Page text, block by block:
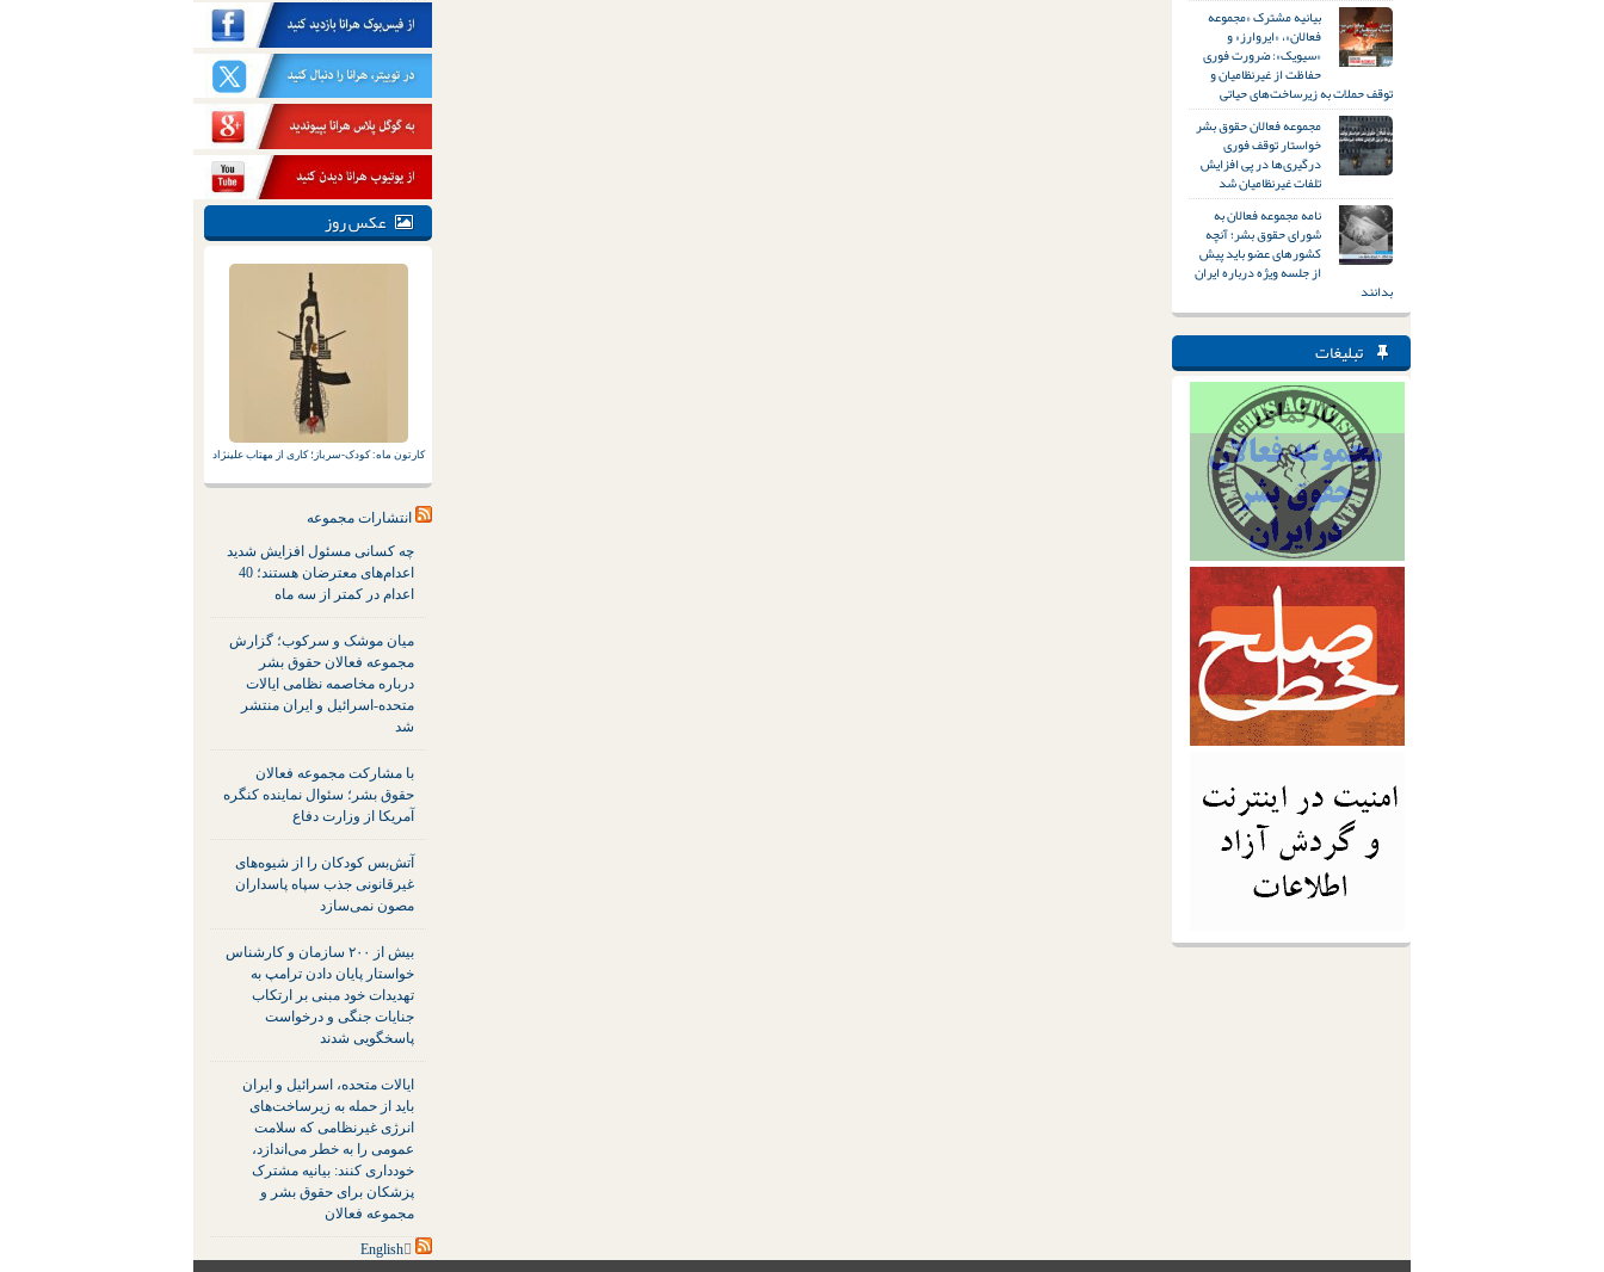
عکس روز
کارتون ماه: کودک-سرباز؛ کاری از مهتاب علینژاد
انتشارات مجموعه
چه کسانی مسئول افزایش شدید
اعدام‌های معترضان هستند؛ 40
اعدام در کمتر از سه ماه
میان موشک و سرکوب؛ گزارش
مجموعه فعالان حقوق بشر
درباره مخاصمه نظامی ایالات
متحده-اسرائیل و ایران منتشر
شد
با مشارکت مجموعه فعالان
حقوق بشر؛ سئوال نماینده کنگره
آمریکا از وزارت دفاع
آتش‌بس کودکان را از شیوه‌های
غیرقانونی جذب سپاه پاسداران
مصون نمی‌سازد
بیش از ۲۰۰ سازمان و کارشناس
خواستار پایان دادن ترامپ به
تهدیدات خود مبنی بر ارتکاب
جنایات جنگی و درخواست
پاسخگویی شدند
ایالات متحده، اسرائیل و ایران
باید از حمله به زیرساخت‌های
انرژی غیرنظامی که سلامت
عمومی را به خطر می‌اندازد،
خودداری کنند: بیانیه مشترک
پزشکان برای حقوق بشر و
مجموعه فعالان
بیانیه مشترک «مجموعه
فعالان»، «ایروارز» و
«سیویک»: ضرورت فوری
حفاظت از غیرنظامیان و
توقف حملات به زیرساخت‌های حیاتی
مجموعه فعالان حقوق بشر
خواستار توقف فوری
درگیری‌ها در پی افزایش
تلفات غیرنظامیان شد
نامه مجموعه فعالان به
شورای حقوق بشر؛ آنچه
کشورهای عضو باید پیش
از جلسه ویژه درباره ایران
بدانند
تبلیغات